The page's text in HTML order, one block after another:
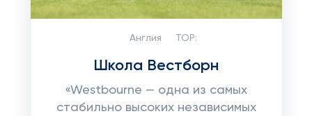
Англия TOP:
Школа Вестборн
«Westbourne — одна из самых
стабильно высоких независимых